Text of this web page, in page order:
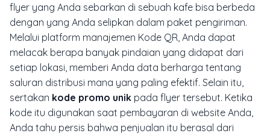
flyer yang Anda sebarkan di sebuah kafe bisa berbeda
dengan yang Anda selipkan dalam paket pengiriman.
Melalui platform manajemen Kode QR, Anda dapat
melacak berapa banyak pindaian yang didapat dari
setiap lokasi, memberi Anda data berharga tentang
saluran distribusi mana yang paling efektif. Selain itu,
sertakan kode promo unik pada flyer tersebut. Ketika
kode itu digunakan saat pembayaran di website Anda,
Anda tahu persis bahwa penjualan itu berasal dari